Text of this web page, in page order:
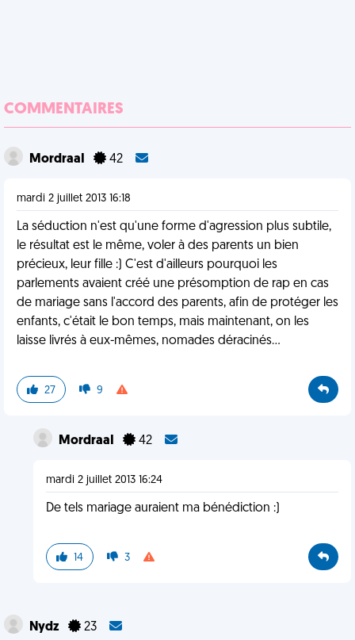
COMMENTAIRES
MordraaI 42
mardi 2 juillet 2013 16:18
La séduction n'est qu'une forme d'agression plus subtile,
le résultat est le même, voler à des parents un bien
précieux, leur fille :) C'est d'ailleurs pourquoi les
parlements avaient créé une présomption de rap en cas
de mariage sans l'accord des parents, afin de protéger les
enfants, c'était le bon temps, mais maintenant, on les
laisse livrés à eux-mêmes, nomades déracinés...
27 9
MordraaI 42
mardi 2 juillet 2013 16:24
De tels mariage auraient ma bénédiction :)
14 3
Nydz 23